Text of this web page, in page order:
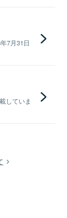
7月31日
していま